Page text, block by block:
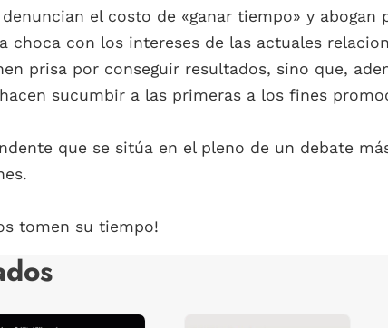
el costo de «ganar tiempo» y
choca con los intereses de las actuales
prisa por conseguir resultados, sino que,
sucumbir a las primeras a los fines
que se sitúa en el pleno de un debate
tomen su tiempo!